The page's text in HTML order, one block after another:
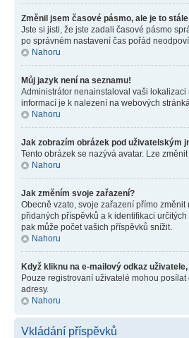
Změnil jsem časové pásmo, ale je to
Jste si jisti, že jste zadali časové pásmo
po správném nastavení čas pořád
Nahoru
Můj jazyk není na seznamu!
Administrátor nenainstaloval vaši
informací je k nalezení na webových
Nahoru
Jak zobrazím obrázek pod uživatelským
Tento obrázek se nazývá avatar. Lze
Nahoru
Jak změním svoje zařazení?
Obecně vzato, svoje zařazení přímo
přidaných příspěvků a k identifikaci
pak může počet vašich příspěvků snížit.
Nahoru
Když kliknu na e-mailový odkaz
Pouze registrovaní uživatelé mohou
adresy.
Nahoru
Vkládání příspěvků